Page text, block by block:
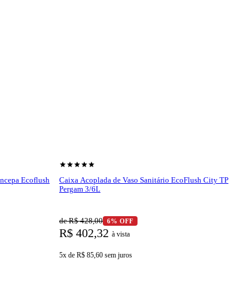
Ecoflush
starstarstarstarstar
Caixa Acoplada de Vaso Sanitário EcoFlush City TP
Pergam 3/6L
de R$ 428,00 6% OFF
R$ 402,32 à vista
5x de R$ 85,60 sem juros